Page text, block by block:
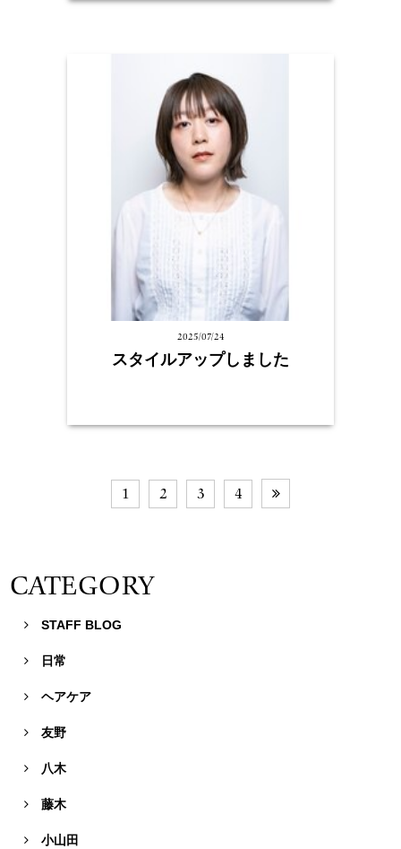
2025/07/24
スタイルアップしました
1 2 3 4 
CATEGORY
 STAFF BLOG
 日常
 ヘアケア
 友野
 八木
 藤木
 小山田